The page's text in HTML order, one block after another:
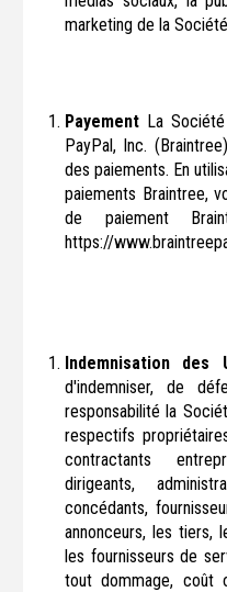
marketing de la
Payement La
PayPal, Inc.
des paiements. En
paiements Braintree,
de paiement
https://
Indemnisation des
d'indemniser, de
responsabilité la
respectifs
contractants
dirigeants,
concédants,
annonceurs, les tiers,
les fournisseurs de
tout dommage, coût